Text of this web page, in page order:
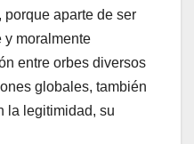
aparte de ser
y moralmente
entre orbes diversos
globales, también
la legitimidad, su